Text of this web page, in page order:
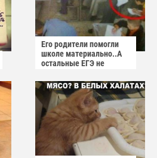
Его родители помогли
школе материально..А
остальные ЕГЭ не